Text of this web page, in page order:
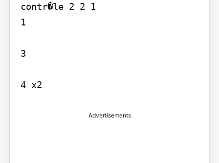
contr�le 2 2 1
1
3
4 x2
Advertisements